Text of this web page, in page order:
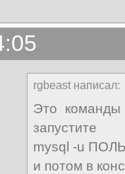
rgbeast написал:
Это команды
запустите
mysql -u
и потом в